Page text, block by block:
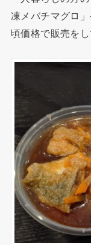
凍メバチマグロ
頃価格で販売をし